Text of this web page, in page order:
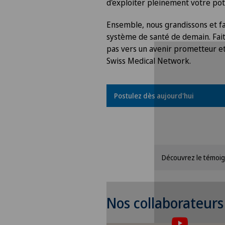
d'exploiter pleinement votre
Ensemble, nous grandissons et
système de santé de demain.
pas vers un avenir prometteur
Swiss Medical Network.
Postulez dès aujourd'hui
Pour
Découvrez le
Nos contenu, vous
accepter l’utilisation
cookies.